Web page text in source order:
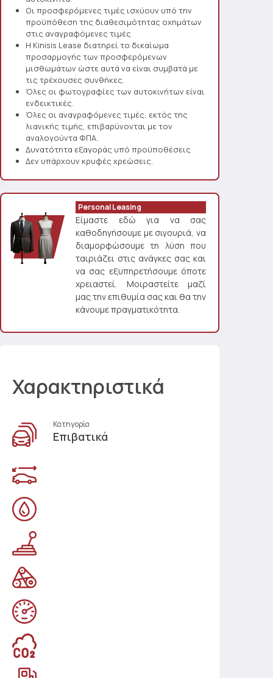
Οι προσφερόμενες τιμές ισχύουν υπό την
προϋπόθεση της διαθεσιμότητας οχημάτων
στις αναγραφόμενες τιμές
Η Kinisis Lease διατηρεί το δικαίωμα
προσαρμογής των προσφερόμενων
μισθωμάτων ώστε αυτά να είναι συμβατά με
τις τρέχουσες συνθήκες.
Όλες οι φωτογραφίες των αυτοκινήτων είναι
ενδεικτικές.
Όλες οι αναγραφόμενες τιμές, εκτός της
λιανικής τιμής, επιβαρύνονται με τον
αναλογούντα ΦΠΑ.
Δυνατότητα εξαγοράς υπό προϋποθέσεις
Δεν υπάρχουν κρυφές χρεώσεις.
Personal Leasing
Είμαστε εδώ για να σας
καθοδηγήσουμε με σιγουριά, να
διαμορφώσουμε τη λύση που
ταιριάζει στις ανάγκες σας και
να σας εξυπηρετήσουμε όποτε
χρειαστεί. Μοιραστείτε μαζί
μας την επιθυμία σας και θα την
κάνουμε πραγματικότητα.
Χαρακτηριστικά
Κατηγορία
Επιβατικά